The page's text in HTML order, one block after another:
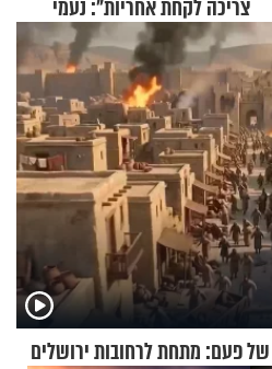
צריכה לקחת אחריות": נעמי
בנט בריאיון אישי
פעם: מתחת לרחובות ירושלים